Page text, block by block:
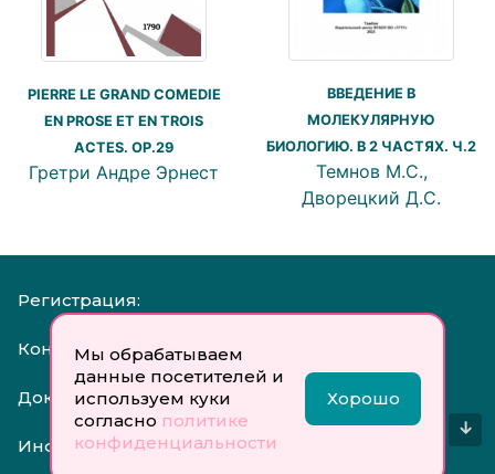
Мы обрабатываем
данные посетителей и
используем куки
согласно политике
конфиденциальности
Хорошо
PIERRE LE GRAND COMEDIE
EN PROSE ET EN TROIS
ACTES. OP.29
Гретри Андре Эрнест
ВВЕДЕНИЕ В
МОЛЕКУЛЯРНУЮ
БИОЛОГИЮ. В 2 ЧАСТЯХ. Ч.2
Темнов М.С.,
Дворецкий Д.С.
Регистрация:
Контакты:
Документы:
Инфо:
↓